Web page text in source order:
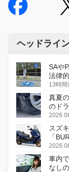
ヘッドライ
SAや
法律
13時間
真夏
のド
スズ
「
変更
車内
なし